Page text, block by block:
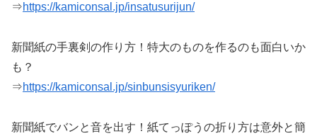
⇒https://kamiconsal.jp/insatusurijun/
新聞紙の手裏剣の作り方！特大のものを作るのも面白いか
も？
⇒https://kamiconsal.jp/sinbunsisyuriken/
新聞紙でバンと音を出す！紙てっぽうの折り方は意外と簡